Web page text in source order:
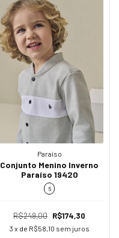
Paraíso
Conjunto Menino Inverno
Paraíso 19420
6
R$249,00 R$174,30
3 x de R$58,10 sem juros